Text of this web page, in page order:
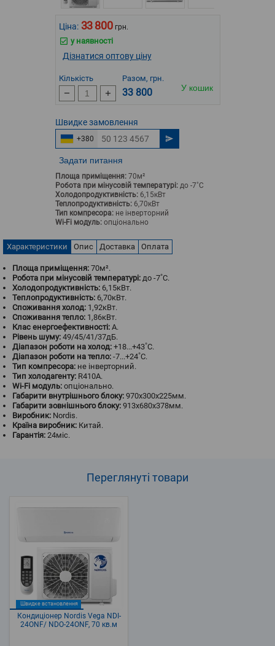
Ціна: 33 800 грн.
у наявності
Дізнатися оптову ціну
Кількість Разом, грн.
33 800 У кошик
Швидкезамовлення
+380
Задати питання
Площа приміщення:70м²
Робота при мінусовій температурі:до -7˚С
Холодопродуктивність:6,15кВт
Теплопродуктивність:6,70кВт
Тип компресора:не інверторний
Wi-Fi модуль:опціонально
Характеристики Опис Доставка Оплата
Площа приміщення: 70м².
Робота при мінусовій температурі: до -7˚С.
Холодопродуктивність: 6,15кВт.
Теплопродуктивність: 6,70кВт.
Споживання холод: 1,92кВт.
Споживання тепло: 1,86кВт.
Клас енергоефективності: A.
Рівень шуму: 49/45/41/37дБ.
Діапазон роботи на холод: +18...+43˚С.
Діапазон роботи на тепло: -7...+24˚С.
Тип компресора: не інверторний.
Тип холодагенту: R410A.
Wi-Fi модуль: опціонально.
Габарити внутрішнього блоку: 970x300x225мм.
Габарити зовнішнього блоку: 913х680х378мм.
Виробник: Nordis.
Країна виробник: Китай.
Гарантія: 24міс.
Переглянуті товари
Швидке встановлення
Кондиціонер Nordis Vega NDI-
24ONF/ NDO-24ONF, 70 кв.м